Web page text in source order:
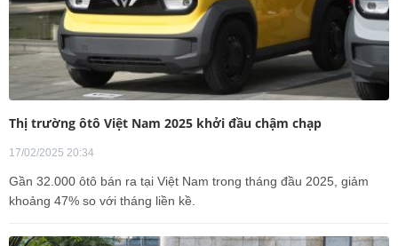
Thị trường ôtô Việt Nam 2025 khởi đầu chậm chạp
17/02/2025 20:34
Gần 32.000 ôtô bán ra tại Việt Nam trong tháng đầu 2025, giảm
khoảng 47% so với tháng liền kề.